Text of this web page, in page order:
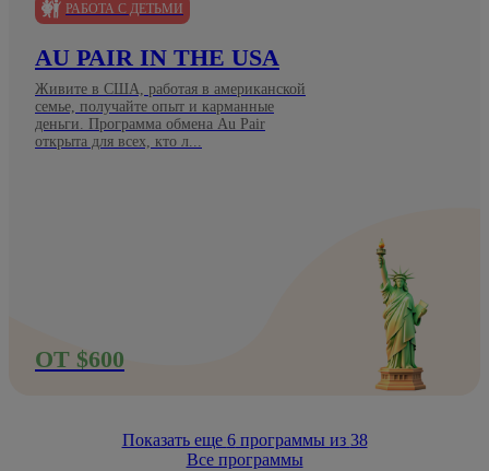
РАБОТА С ДЕТЬМИ
AU PAIR IN THE USA
Живите в США, работая в американской
семье, получайте опыт и карманные
деньги. Программа обмена Au Pair
открыта для всех, кто л...
ОТ $600
Показать еще 6программы из 38
Все программы